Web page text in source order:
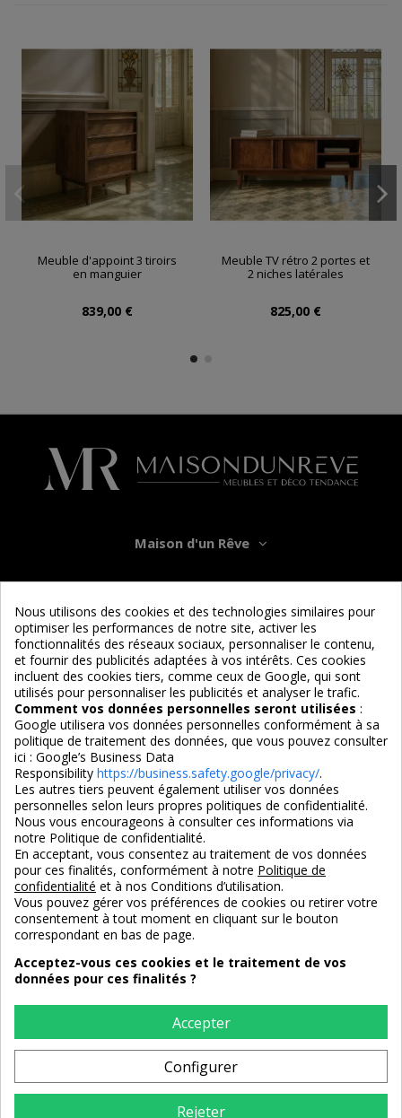
Meuble d'appoint 3 tiroirs
en manguier
839,00 €
Meuble TV rétro 2 portes et
2 niches latérales
825,00 €
Maison d'un Rêve
Informations
Services
Nous suivre
4,7/5
3X SANS FRAIS
100% sécurisé
PAIEMENT 100% SÉCURISÉ
par CB / Amex / Virement
LIVRAISON 12/18 JOURS
depuis 2008
RETOURS
sous 14 jours
Nous utilisons des cookies et des technologies similaires pour
optimiser les performances de notre site, activer les
fonctionnalités des réseaux sociaux, personnaliser le contenu,
et fournir des publicités adaptées à vos intérêts. Ces cookies
incluent des cookies tiers, comme ceux de Google, qui sont
utilisés pour personnaliser les publicités et analyser le trafic.
Comment vos données personnelles seront utilisées :
Google utilisera vos données personnelles conformément à sa
politique de traitement des données, que vous pouvez consulter
ici : Google’s Business Data
Responsibility https://business.safety.google/privacy/.
Les autres tiers peuvent également utiliser vos données
personnelles selon leurs propres politiques de confidentialité.
Nous vous encourageons à consulter ces informations via
notre Politique de confidentialité.
En acceptant, vous consentez au traitement de vos données
pour ces finalités, conformément à notre Politique de
confidentialité et à nos Conditions d’utilisation.
Vous pouvez gérer vos préférences de cookies ou retirer votre
consentement à tout moment en cliquant sur le bouton
correspondant en bas de page.
Acceptez-vous ces cookies et le traitement de vos
données pour ces finalités ?
Accepter
Configurer
Rejeter